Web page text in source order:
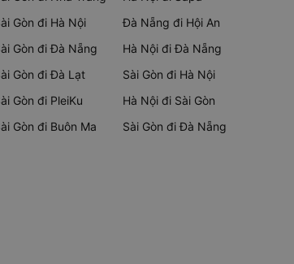
Gòn đi Hà Nội
Gòn đi Đà Nẵng
Gòn đi Đà Lạt
Gòn đi PleiKu
Gòn đi Buôn Ma
Đà Nẵng đi Hội An
Hà Nội đi Đà Nẵng
Sài Gòn đi Hà Nội
Hà Nội đi Sài Gòn
Sài Gòn đi Đà Nẵng